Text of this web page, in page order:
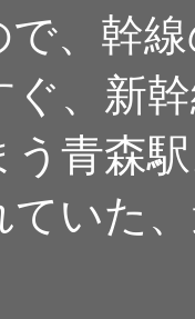
、幹
ぐ、新
青森
いた